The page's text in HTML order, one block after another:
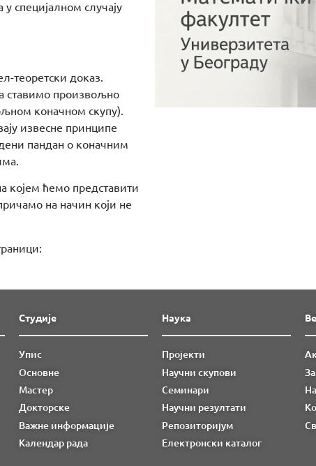
специјалном случају
теоретски доказ.
ставимо произвољно
коначном скупу).
извесне принципе
пандан о коначним
којем ћемо представити
на начин који не
Студије
Упис
Основне
Мастер
Докторске
Важне информације
Календар рада
Наука
Пројекти
Научни скупови
Семинари
Научни резултати
Репозиторијум
Електронски каталог